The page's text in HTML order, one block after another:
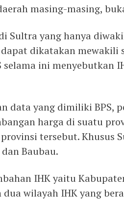
masing-masing,
Sultra yang hanya
dikatakan mewakili
ini menyebutkan
data yang dimiliki BPS,
harga di suatu
tersebut. Khusus
Baubau.
IHK yaitu
wilayah IHK yang